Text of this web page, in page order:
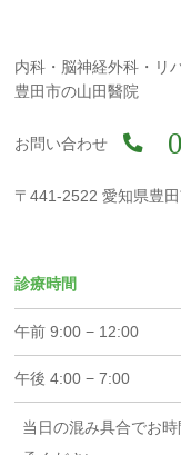
内科・脳神経外科・リ
豊田市の山田醫院
お問い合わせ
〒441-2522 愛知県豊
診療時間
午前 9:00 − 12:00
午後 4:00 − 7:00
当日の混み具合でお